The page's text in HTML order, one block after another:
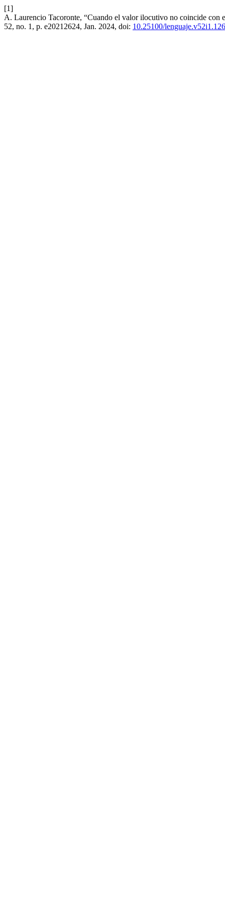
[1]
A. Laurencio Tacoronte, “Cuando el valor ilocutivo no coincide
52, no. 1, p. e20212624, Jan. 2024, doi: 10.25100/